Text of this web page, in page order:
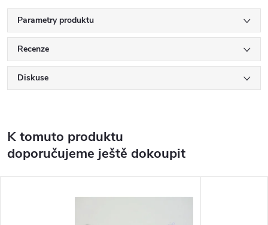
Parametry produktu
Recenze
Diskuse
K tomuto produktu
doporučujeme ještě dokoupit